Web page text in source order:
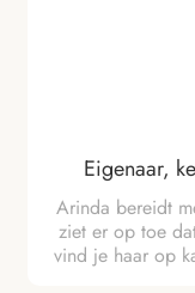
Eigenaar,
Arinda bereidt
ziet er op toe
vind je haar op